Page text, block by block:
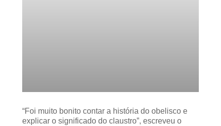
“Foi muito bonito contar a história do obelisco e
explicar o significado do claustro”, escreveu o